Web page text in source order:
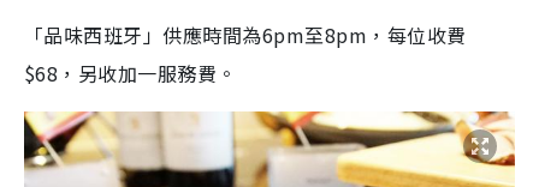
「品味西班牙」供應時間為6pm至8pm，每位收費
$68，另收加一服務費。